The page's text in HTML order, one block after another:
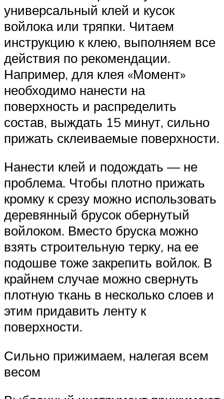
универсальный клей и кусок
войлока или тряпки. Читаем
инструкцию к клею, выполняем все
действия по рекомендации.
Например, для клея «Момент»
необходимо нанести на
поверхность и распределить
состав, выждать 15 минут, сильно
прижать склеиваемые поверхности.
Нанести клей и подождать — не
проблема. Чтобы плотно прижать
кромку к срезу можно использовать
деревянный брусок обернутый
войлоком. Вместо бруска можно
взять строительную терку, на ее
подошве тоже закрепить войлок. В
крайнем случае можно свернуть
плотную ткань в несколько слоев и
этим придавить ленту к
поверхности.
Сильно прижимаем, налегая всем
весом